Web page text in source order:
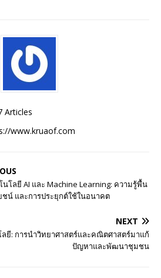
Articles
www.kruaof.com
นโลยี AI และ Machine Learning: ความรู้พื้น
ชน์ และการประยุกต์ใช้ในอนาคต
NEXT
ลยี: การนำวิทยาศาสตร์และคณิตศาสตร์มาแก้
ปัญหาและพัฒนาชุมชน